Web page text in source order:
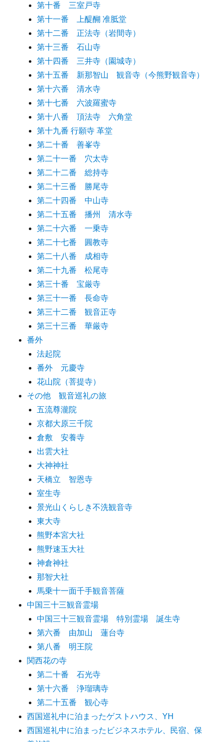
第十番 三室戸寺
第十一番 上醍醐 准胝堂
第十二番 正法寺（岩間寺）
第十三番 石山寺
第十四番 三井寺（園城寺）
第十五番 新那智山 観音寺（今熊野観音寺）
第十六番 清水寺
第十七番 六波羅蜜寺
第十八番 頂法寺 六角堂
第十九番 行願寺 革堂
第二十番 善峯寺
第二十一番 穴太寺
第二十二番 総持寺
第二十三番 勝尾寺
第二十四番 中山寺
第二十五番 播州 清水寺
第二十六番 一乗寺
第二十七番 圓教寺
第二十八番 成相寺
第二十九番 松尾寺
第三十番 宝厳寺
第三十一番 長命寺
第三十二番 観音正寺
第三十三番 華厳寺
番外
法起院
番外 元慶寺
花山院（菩提寺）
その他 観音巡礼の旅
五流尊瀧院
京都大原三千院
倉敷 安養寺
出雲大社
大神神社
天橋立 智恩寺
室生寺
景光山くらしき不洗観音寺
東大寺
熊野本宮大社
熊野速玉大社
神倉神社
那智大社
馬乗十一面千手観音菩薩
中国三十三観音霊場
中国三十三観音霊場 特別霊場 誕生寺
第六番 由加山 蓮台寺
第八番 明王院
関西花の寺
第二十番 石光寺
第十六番 浄瑠璃寺
第二十五番 観心寺
西国巡礼中に泊まったゲストハウス、YH
西国巡礼中に泊まったビジネスホテル、民宿、保